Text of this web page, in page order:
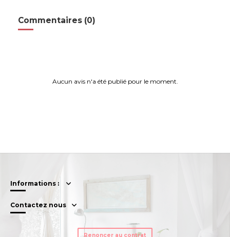
Commentaires (0)
Aucun avis n'a été publié pour le moment.
Informations :
Contactez nous
Renoncer au contrat